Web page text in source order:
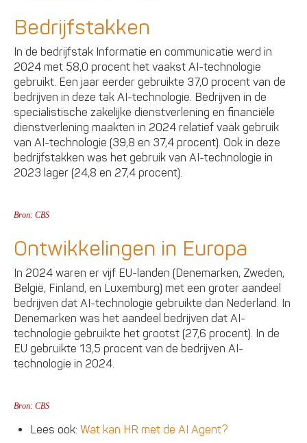
Bedrijfstakken
In de bedrijfstak Informatie en communicatie werd in
2024 met 58,0 procent het vaakst AI-technologie
gebruikt. Een jaar eerder gebruikte 37,0 procent van de
bedrijven in deze tak AI-technologie. Bedrijven in de
specialistische zakelijke dienstverlening en financiële
dienstverlening maakten in 2024 relatief vaak gebruik
van AI-technologie (39,8 en 37,4 procent). Ook in deze
bedrijfstakken was het gebruik van AI-technologie in
2023 lager (24,8 en 27,4 procent).
Bron: CBS
Ontwikkelingen in Europa
In 2024 waren er vijf EU-landen (Denemarken, Zweden,
België, Finland, en Luxemburg) met een groter aandeel
bedrijven dat AI-technologie gebruikte dan Nederland. In
Denemarken was het aandeel bedrijven dat AI-
technologie gebruikte het grootst (27,6 procent). In de
EU gebruikte 13,5 procent van de bedrijven AI-
technologie in 2024.
Bron: CBS
Lees ook:Wat kan HR met de AI Agent?